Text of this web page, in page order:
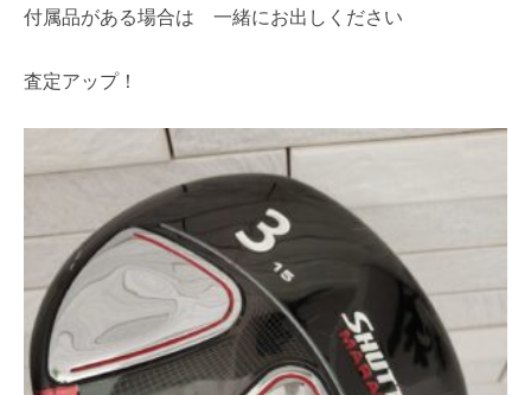
付属品がある場合は 一緒にお出しください
査定アップ！